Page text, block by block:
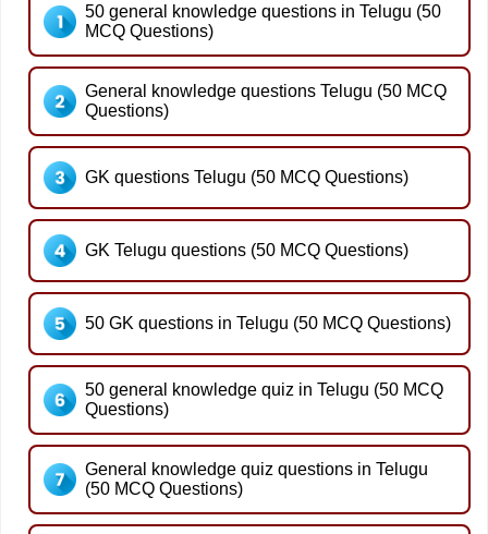
50 general knowledge questions in Telugu (50
MCQ Questions)
General knowledge questions Telugu (50 MCQ
Questions)
GK questions Telugu (50 MCQ Questions)
GK Telugu questions (50 MCQ Questions)
50 GK questions in Telugu (50 MCQ Questions)
50 general knowledge quiz in Telugu (50 MCQ
Questions)
General knowledge quiz questions in Telugu
(50 MCQ Questions)